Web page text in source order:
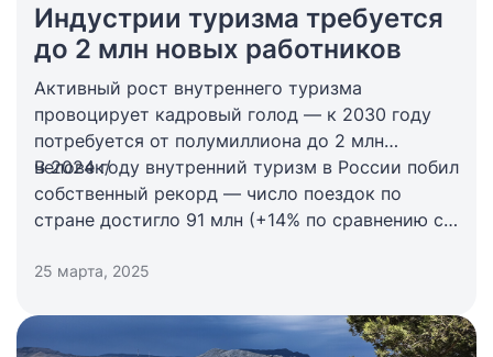
Индустрии туризма требуется
до 2 млн новых работников
Активный рост внутреннего туризма
провоцирует кадровый голод — к 2030 году
потребуется от полумиллиона до 2 млн
человек/
В 2024 году внутренний туризм в России побил
собственный рекорд — число поездок по
стране достигло 91 млн (+14% по сравнению с
сопровождается ежегодным увеличением
растущим спросом на кадры.
25 марта, 2025